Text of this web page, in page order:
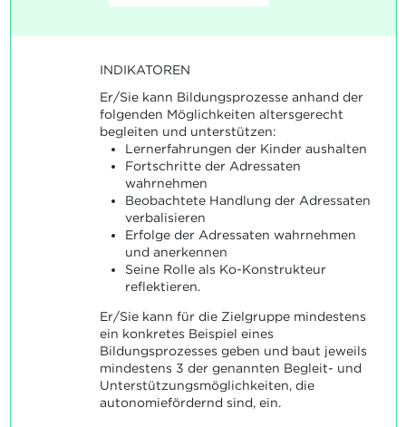
INDIKATOREN
Er/Sie kann Bildungsprozesse anhand der
folgenden Möglichkeiten altersgerecht
begleiten und unterstützen:
Lernerfahrungen der Kinder aushalten
Fortschritte der Adressaten
wahrnehmen
Beobachtete Handlung der Adressaten
verbalisieren
Erfolge der Adressaten wahrnehmen
und anerkennen
Seine Rolle als Ko-Konstrukteur
reflektieren.
Er/Sie kann für die Zielgruppe mindestens
ein konkretes Beispiel eines
Bildungsprozesses geben und baut jeweils
mindestens 3 der genannten Begleit- und
Unterstützungsmöglichkeiten, die
autonomiefördernd sind, ein.